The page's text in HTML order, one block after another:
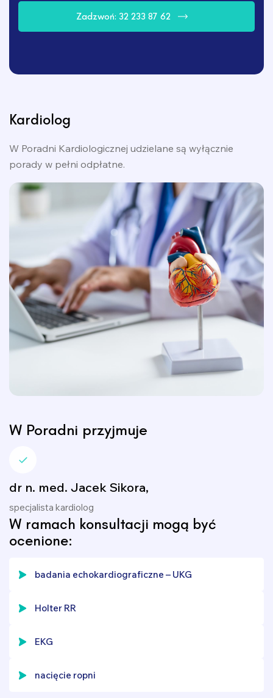
Zadzwoń: 32 233 87 62
Kardiolog
W Poradni Kardiologicznej udzielane są wyłącznie
porady w pełni odpłatne.
W Poradni przyjmuje
dr n. med. Jacek Sikora,
specjalista kardiolog
W ramach konsultacji mogą być
ocenione:
badania echokardiograficzne – UKG
Holter RR
EKG
nacięcie ropni